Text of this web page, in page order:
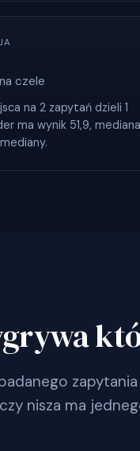
czele
na 2 zapytań dzieli 1
ma wynik 51,9,
nisza ma